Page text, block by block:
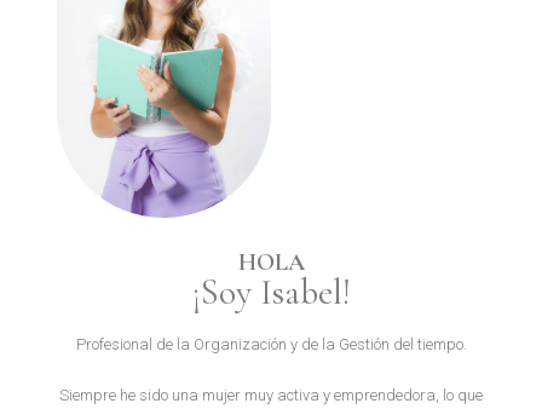
HOLA
¡Soy Isabel!
Profesional de la Organización y de la Gestión del tiempo.
Siempre he sido una mujer muy activa y emprendedora, lo que